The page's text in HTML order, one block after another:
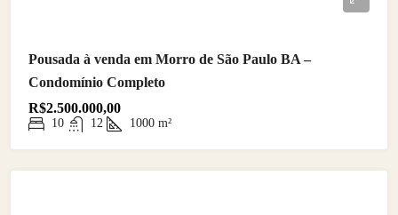
Pousada à venda em Morro de São Paulo BA –
Condomínio Completo
R$2.500.000,00
10 12 1000 m²